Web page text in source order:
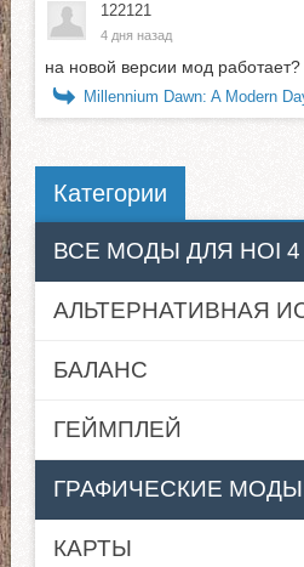
122121
4 дня назад
на новой версии мод работает?
Millennium Dawn: A Modern
Категории
ВСЕ МОДЫ ДЛЯ HOI 4
АЛЬТЕРНАТИВНАЯ
БАЛАНС
ГЕЙМПЛЕЙ
ГРАФИЧЕСКИЕ МОДЫ
КАРТЫ